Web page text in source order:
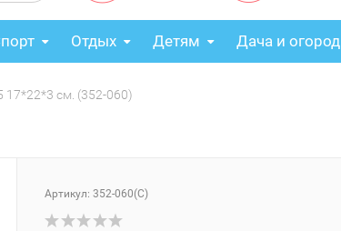
Отдых Детям Дача и огород
17*22*3 см. (352-060)
Артикул: 352-060(C)